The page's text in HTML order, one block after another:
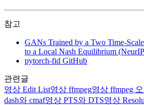
참고
GANs Trained by a Two Time-
to a Local Nash Equilibrium
pytorch-fid GitHub
관련글
영상 Edit List영상 ffmpeg영상 ffmpeg
dash와 cmaf영상 PTS와 DTS영상